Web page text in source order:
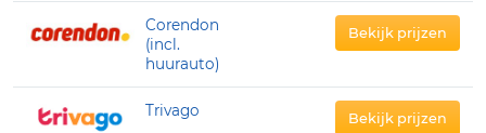
Corendon
(incl.
huurauto)
Bekijk prijzen
Trivago Bekijk prijzen